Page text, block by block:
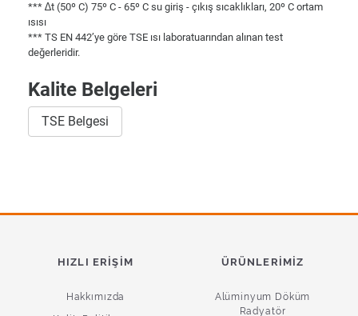
*** ∆t (50º C) 75º C - 65º C su giriş - çıkış sıcaklıkları, 20º C ortam
ısısı
*** TS EN 442’ye göre TSE ısı laboratuarından alınan test
değerleridir.
Kalite Belgeleri
TSE Belgesi
HIZLI ERIŞIM
Hakkımızda
ÜRÜNLERIMIZ
Alüminyum Döküm
Radyatör